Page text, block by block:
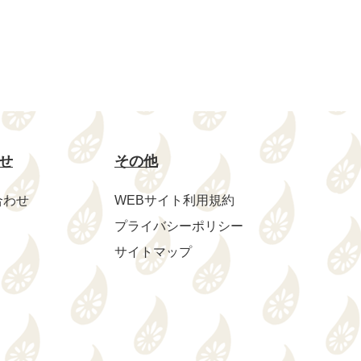
わせ
その他
WEBサイト利用規約
プライバシーポリシー
サイトマップ